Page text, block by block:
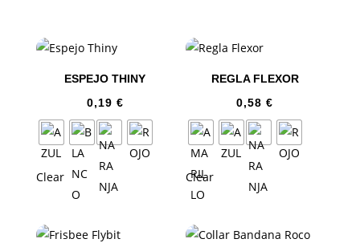
ESPEJO THINY
0,19 €
Clear
REGLA FLEXOR
0,58€
Clear